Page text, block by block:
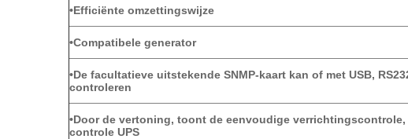
•Efficiënte omzettingswijze
•Compatibele generator
•De facultatieve uitstekende SNMP-kaart kan of met USB,
controleren
•Door de vertoning, toont de eenvoudige
controle UPS